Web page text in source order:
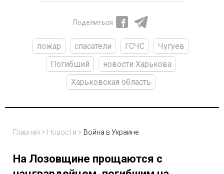
Поделиться
пожар спасатели ГСЧС
Чугуев
Погибший
новости Харькова
Харьковская область
Главная > Новости > Война в Украине
На Лозовщине прощаются с